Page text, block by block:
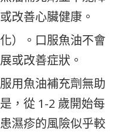
改善心臟健康。
）。口服魚油不會
或改善症狀。
用魚油補充劑無助
，從 1-2 歲開始每
濕疹的風險似乎較